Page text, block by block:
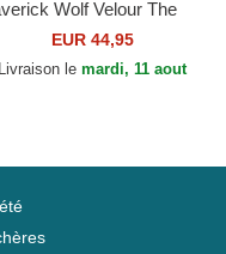
Wolf Velour The
Goorin Bros.
EUR 44,95
Livraison le mardi, 11 aout